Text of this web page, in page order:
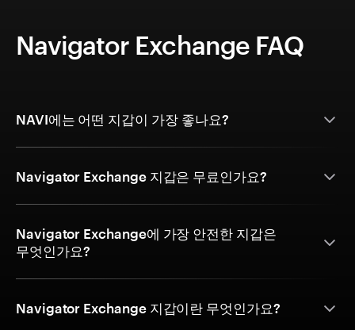
Navigator Exchange FAQ
NAVI에는 어떤 지갑이 가장 좋나요?
Navigator Exchange 지갑은 무료인가요?
Navigator Exchange에 가장 안전한 지갑은
무엇인가요?
Navigator Exchange 지갑이란 무엇인가요?